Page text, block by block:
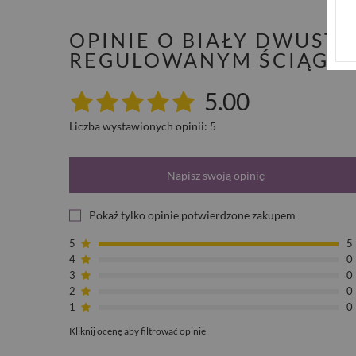
OPINIE O BIAŁY
REGULOWANYM
5.00
Liczba wystawionych opinii: 5
Napisz swoją opinię
Pokaż tylko opinie potwierdzone zakupem
5
5
4
0
3
0
2
0
1
0
Kliknij ocenę aby filtrować opinie